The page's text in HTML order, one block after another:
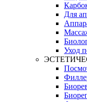
Для
Уход